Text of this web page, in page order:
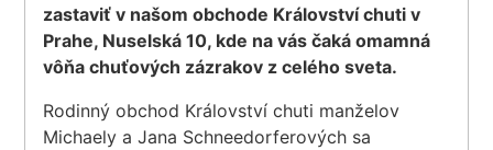
zastaviť v našom obchode Království chuti v
Prahe, Nuselská 10, kde na vás čaká omamná
vôňa chuťových zázrakov z celého sveta.
Rodinný obchod Království chuti manželov
Michaely a Jana Schneedorferových sa